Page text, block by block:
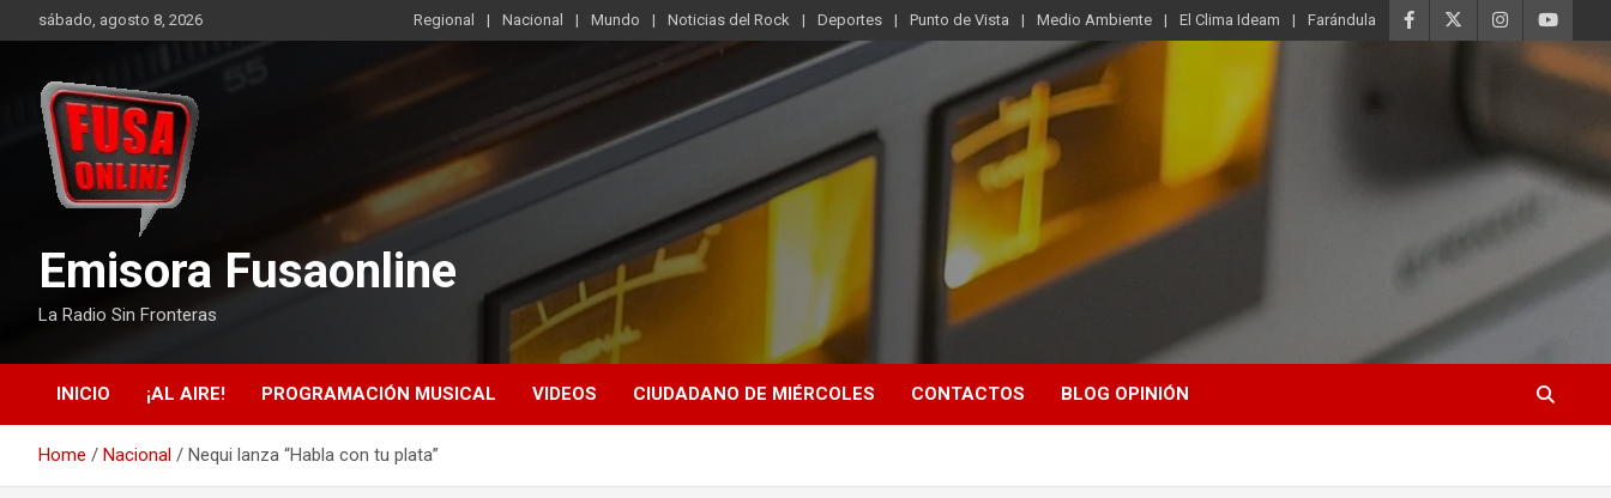
to
sábado, agosto 8, 2026 Regional Nacional Mundo Noticias del Rock Deportes Punto de Vista Medio Ambiente El Clima Ideam Farándula
Emisora Fusaonline
La Radio Sin Fronteras
INICIO ¡AL AIRE! PROGRAMACIÓN MUSICAL VIDEOS CIUDADANO DE MIÉRCOLES CONTACTOS BLOG OPINIÓN
Home Nacional Nequi lanza “Habla con tu plata”